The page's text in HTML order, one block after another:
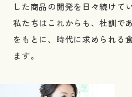
した商品の開発を 日々続けて
私たちはこれからも、社訓で
をもとに、 時代に求められる
ます。